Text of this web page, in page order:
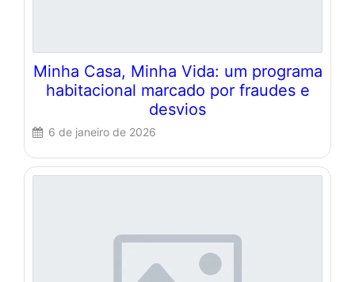
Minha Casa, Minha Vida: um programa
habitacional marcado por fraudes e
desvios
6 de janeiro de 2026